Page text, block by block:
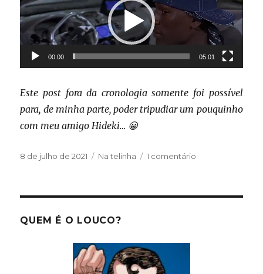
vídeo
00:00 05:01
Este post fora da cronologia somente foi possível
para, de minha parte, poder tripudiar um pouquinho
com meu amigo Hideki… 😀
Publicado
8 de julho de 2021 Categorias
Na telinha 1 comentário
QUEM É O LOUCO?